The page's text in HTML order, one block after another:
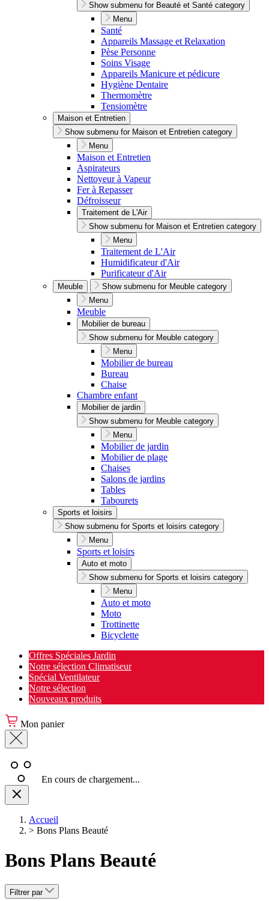
Show submenu for Beauté et Santé category
Menu
Santé
Appareils Massage et Relaxation
Pèse Personne
Soins Visage
Appareils Manicure et pédicure
Hygiène Dentaire
Thermomètre
Tensiomètre
Maison et Entretien
Show submenu for Maison et Entretien category
Menu
Maison et Entretien
Aspirateurs
Nettoyeur à Vapeur
Fer à Repasser
Défroisseur
Traitement de L'Air
Show submenu for Maison et Entretien category
Menu
Traitement de L'Air
Humidificateur d'Air
Purificateur d'Air
Meuble
Show submenu for Meuble category
Menu
Meuble
Mobilier de bureau
Show submenu for Meuble category
Menu
Mobilier de bureau
Bureau
Chaise
Chambre enfant
Mobilier de jardin
Show submenu for Meuble category
Menu
Mobilier de jardin
Mobilier de plage
Chaises
Salons de jardins
Tables
Tabourets
Sports et loisirs
Show submenu for Sports et loisirs category
Menu
Sports et loisirs
Auto et moto
Show submenu for Sports et loisirs category
Menu
Auto et moto
Moto
Trottinette
Bicyclette
Offres Spéciales Jardin
Notre sélection Climatiseur
Spécial Ventilateur
Notre sélection
Nouveaux produits
Mon panier
En cours de chargement...
Accueil
> Bons Plans Beauté
Bons Plans Beauté
Filtrer par